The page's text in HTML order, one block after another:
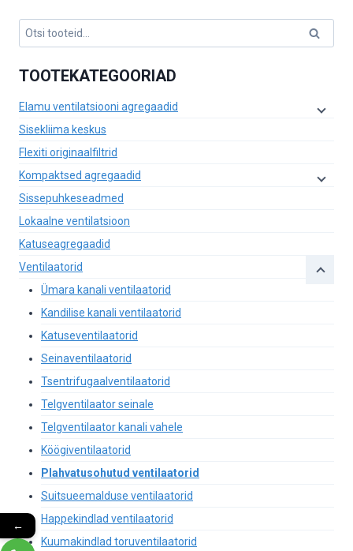
Otsi:
Otsi
TOOTEKATEGOORIAD
Elamu ventilatsiooni agregaadid
Sisekliima keskus
Flexiti originaalfiltrid
Kompaktsed agregaadid
Sissepuhkeseadmed
Lokaalne ventilatsioon
Katuseagregaadid
Ventilaatorid
Ümara kanali ventilaatorid
Kandilise kanali ventilaatorid
Katuseventilaatorid
Seinaventilaatorid
Tsentrifugaalventilaatorid
Telgventilaator seinale
Telgventilaator kanali vahele
Köögiventilaatorid
Plahvatusohutud ventilaatorid
Suitsueemalduse ventilaatorid
Happekindlad ventilaatorid
Kuumakindlad toruventilaatorid
←